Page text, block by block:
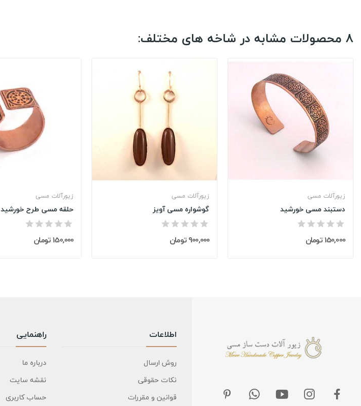
8 محصولات مشابه در شاخه های مختلف:
زیورآلات مسی
حلقه مسی طرح خورشید
150,000 تومان
زیورآلات مسی
گوشواره مسی آویز
900,000 تومان
زیورآلات مسی
دستبند مسی خورشید
150,000 تومان
اطلاعات
روش ارسال
نکات حقوقی
قوانین و مقررات
راهنمایی
درباره ما
نقشه سایت
حساب کاربری